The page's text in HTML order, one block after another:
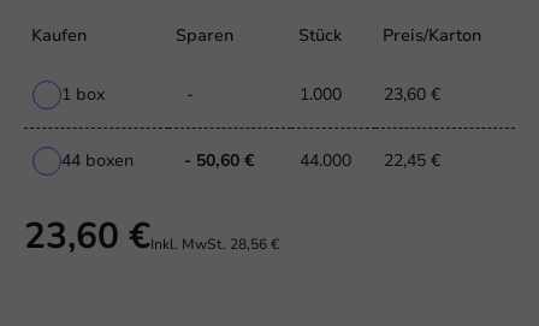
Kaufen Sparen Stück Preis/Karton
1 box - 1.000 23,60 €
44 boxen - 50,60 € 44.000 22,45 €
23,60 €Inkl. MwSt. 28,56 €